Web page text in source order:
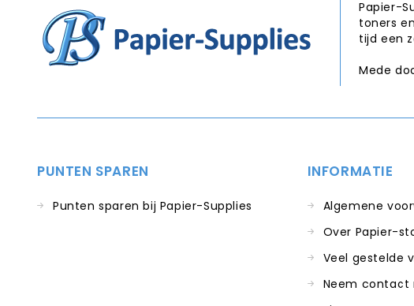
Papier-
toners
tijd een
Mede
PUNTEN SPAREN
Punten sparen bij Papier-Supplies
INFORMATIE
Algemene
Over Papier-
Veel gestelde
Neem contact